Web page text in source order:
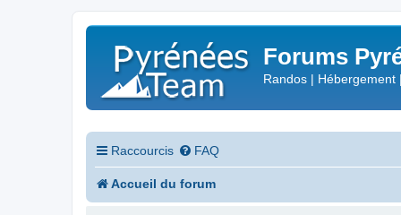
Forums
Randos | Hébergement
Raccourcis FAQ
Accueil du forum